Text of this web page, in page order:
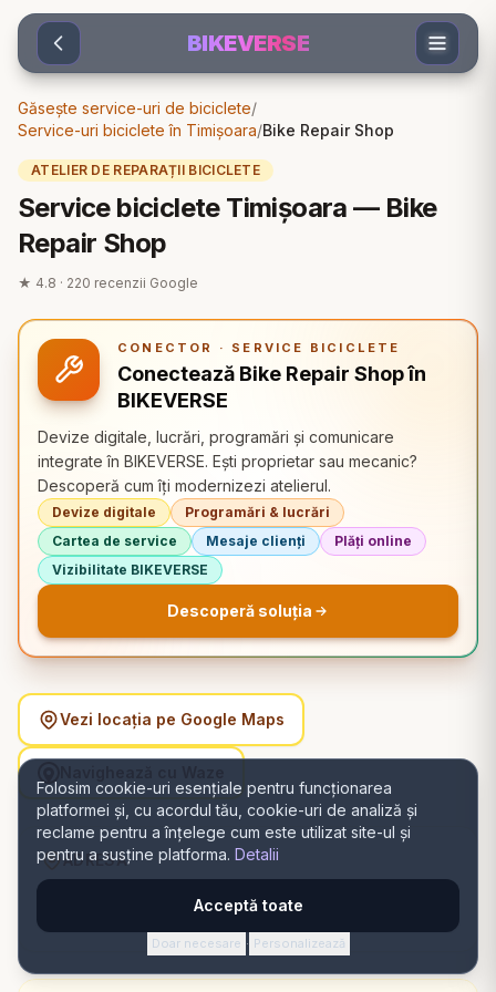
Sari la conținut
Folosim cookie-uri esențiale pentru funcționarea
platformei și, cu acordul tău, cookie-uri de analiză și
reclame pentru a înțelege cum este utilizat site-ul și
pentru a susține platforma. Detalii
Acceptă toate
Doar necesare · Personalizează
BIKEVERSE
Găsește service-uri de biciclete/
Service-uri biciclete în Timișoara/Bike Repair Shop
ATELIER DE REPARAȚII BICICLETE
Service biciclete Timișoara — Bike
Repair Shop
★ 4.8 · 220 recenzii Google
CONECTOR · SERVICE BICICLETE
Conectează Bike Repair Shop în
BIKEVERSE
Devize digitale, lucrări, programări și comunicare
integrate în BIKEVERSE. Ești proprietar sau mecanic?
Descoperă cum îți modernizezi atelierul.
Devize digitale
Programări & lucrări
Cartea de service
Mesaje clienți
Plăți online
Vizibilitate BIKEVERSE
Descoperă soluția
Vezi locația pe Google Maps
ADRESĂ
Str. Pomiculturii 3a, 300265 Timișoara, România,